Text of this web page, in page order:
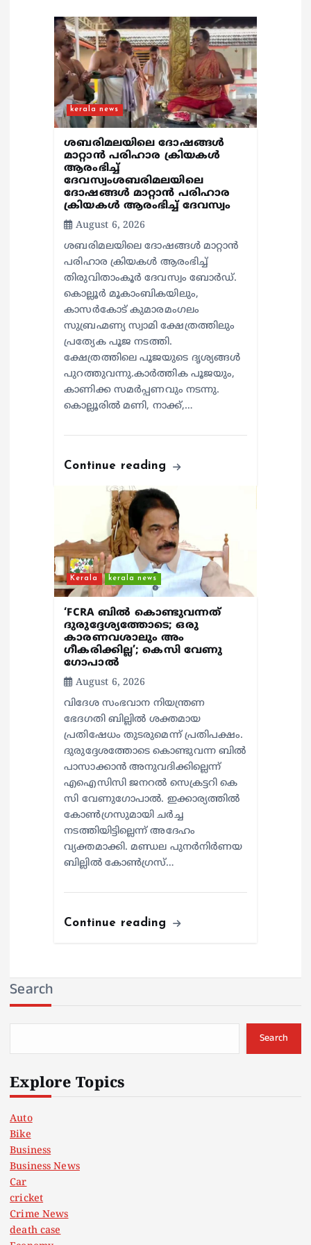
kerala news
ശബരിമലയിലെ ദോഷങ്ങൾ
മാറ്റാൻ പരിഹാര ക്രിയകൾ
ആരംഭിച്ച്
ദേവസ്വംശബരിമലയിലെ
ദോഷങ്ങൾ മാറ്റാൻ പരിഹാര
ക്രിയകൾ ആരംഭിച്ച് ദേവസ്വം
August 6, 2026
ശബരിമലയിലെ ദോഷങ്ങൾ മാറ്റാൻ
പരിഹാര ക്രിയകൾ ആരംഭിച്ച്
തിരുവിതാംകൂർ ദേവസ്വം ബോർഡ്.
കൊല്ലൂർ മൂകാംബികയിലും,
കാസർകോട് കുമാരമംഗലം
സുബ്രഹ്മണ്യ സ്വാമി ക്ഷേത്രത്തിലും
പ്രത്യേക പൂജ നടത്തി.
ക്ഷേത്രത്തിലെ പൂജയുടെ ദൃശ്യങ്ങൾ
പുറത്തുവന്നു.കാർത്തിക പൂജയും,
കാണിക്ക സമർപ്പണവും നടന്നു.
കൊല്ലൂരിൽ മണി, നാക്ക്,…
Continue reading
Kerala kerala news
‘FCRA ബിൽ കൊണ്ടുവന്നത്
ദുരുദ്ദേശ്യത്തോടെ; ഒരു
കാരണവശാലും അം​
ഗീകരിക്കില്ല’; കെസി വേണു​
ഗോപാൽ
August 6, 2026
വിദേശ സംഭവാന നിയന്ത്രണ
ഭേദഗതി ബില്ലിൽ ശക്തമായ
പ്രതിഷേധം തുടരുമെന്ന് പ്രതിപക്ഷം.
ദുരുദ്ദേശത്തോടെ കൊണ്ടുവന്ന ബിൽ
പാസാക്കാൻ അനുവദിക്കില്ലെന്ന്
എഐസിസി ജനറൽ സെക്രട്ടറി കെ
സി വേണുഗോപാൽ. ഇക്കാര്യത്തിൽ
കോൺഗ്രസുമായി ചർച്ച
നടത്തിയിട്ടില്ലെന്ന് അദേഹം
വ്യക്തമാക്കി. മണ്ഡല പുനർനിർണയ
ബില്ലിൽ കോൺഗ്രസ്…
Continue reading
Search
Search
Explore Topics
Auto
Bike
Business
Business News
Car
cricket
Crime News
death case